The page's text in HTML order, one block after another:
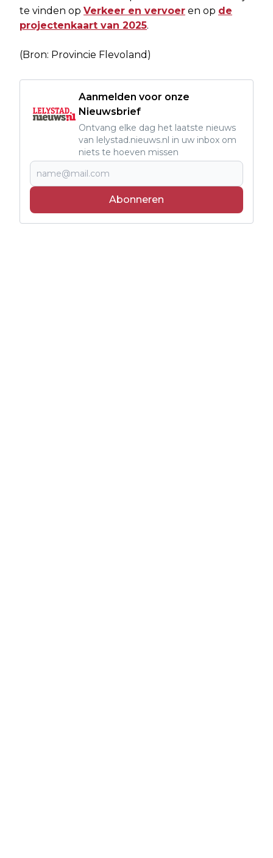
te vinden op Verkeer en vervoer en op de
projectenkaart van 2025.
(Bron: Provincie Flevoland)
Aanmelden voor onze
Nieuwsbrief
Ontvang elke dag het laatste nieuws
van lelystad.nieuws.nl in uw inbox om
niets te hoeven missen
Abonneren